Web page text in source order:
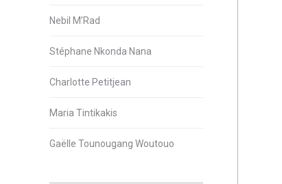
Nebil M’Rad
Stéphane Nkonda Nana
Charlotte Petitjean
Maria Tintikakis
Gaëlle Tounougang Woutouo